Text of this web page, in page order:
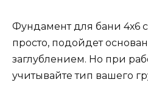
Фундамент для бани 4х6
просто, подойдет
заглублением. Но при
учитывайте тип вашего